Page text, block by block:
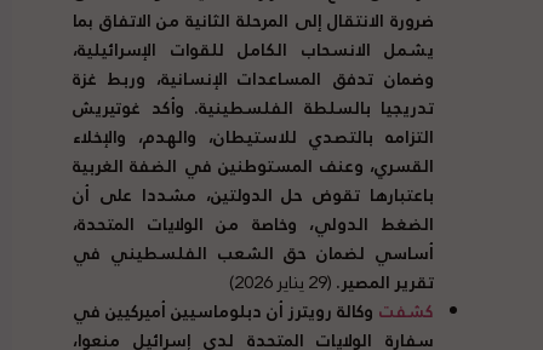
ضرورة الانتقال إلى المرحلة الثانية من الاتفاق بما
يشمل الانسحاب الكامل للقوات الإسرائيلية،
وضمان تدفق المساعدات الإنسانية، وربط غزة
تدريجيا بالسلطة الفلسطينية. وأكد غوتيريش
التزامه بالتصدي للاستيطان، والهدم، والإخلاء
القسري، وعنف المستوطنين في الضفة الغربية
باعتبارها تقوض حل الدولتين، مشددا على أن
الضغط الدولي، وخاصة من الولايات المتحدة،
أساسي لضمان حق الشعب الفلسطيني في
تقرير المصير.(29 يناير 2026)
كشفت وكالة رويترز أن دبلوماسيين أميركيين في
سفارة الولايات المتحدة لدى إسرائيل منعوا،